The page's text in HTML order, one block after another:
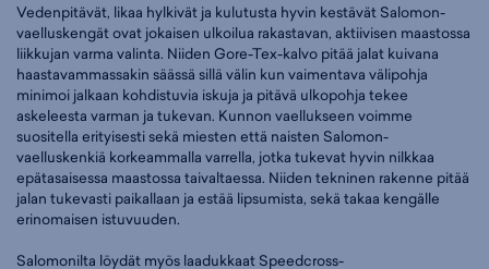
Vedenpitävät, likaa hylkivät ja kulutusta hyvin kestävät Salomon-
vaelluskengät ovat jokaisen ulkoilua rakastavan, aktiivisen maastossa
liikkujan varma valinta. Niiden Gore-Tex-kalvo pitää jalat kuivana
haastavammassakin säässä sillä välin kun vaimentava välipohja
minimoi jalkaan kohdistuvia iskuja ja pitävä ulkopohja tekee
askeleesta varman ja tukevan. Kunnon vaellukseen voimme
suositella erityisesti sekä miesten että naisten Salomon-
vaelluskenkiä korkeammalla varrella, jotka tukevat hyvin nilkkaa
epätasaisessa maastossa taivaltaessa. Niiden tekninen rakenne pitää
jalan tukevasti paikallaan ja estää lipsumista, sekä takaa kengälle
erinomaisen istuvuuden.
Salomonilta löydät myös laadukkaat Speedcross-